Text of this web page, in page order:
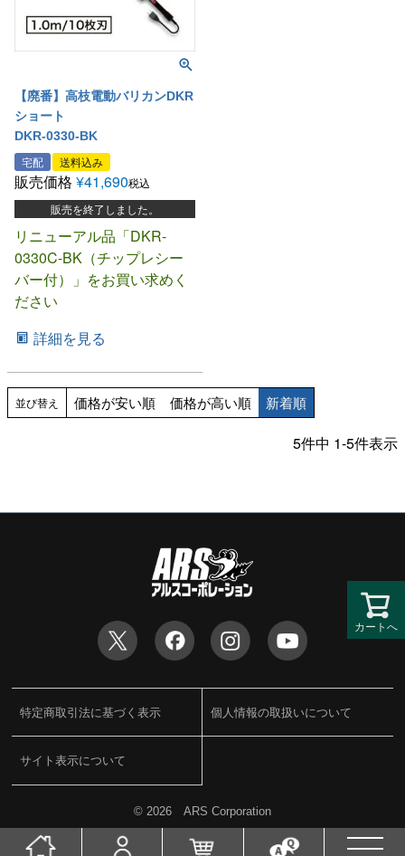
【廃番】高枝電動バリカンDKR
ショート
DKR-0330-BK
宅配 送料込み
販売価格 ¥41,690税込
販売を終了しました。
リニューアル品「DKR-
0330C-BK（チップレシー
バー付）」をお買い求めく
ださい
詳細を見る
並び替え 価格が安い順 価格が高い順 新着順
5件中 1-5件表示
カートへ
特定商取引法に基づく表示 個人情報の取扱いについて
サイト表示について
© 2026 ARS Corporation